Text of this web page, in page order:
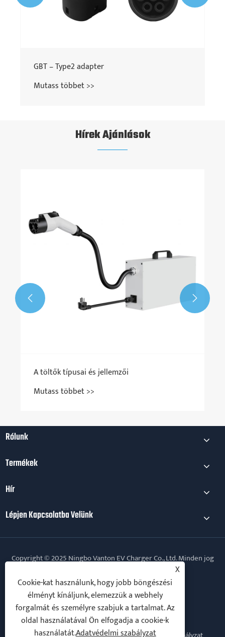
GBT – Type2 adapter
Mutass többet >>
Hírek Ajánlások
A töltők típusai és jellemzői
Mutass többet >>
 
Rólunk
Termékek
Hír
Lépjen Kapcsolatba Velünk
Copyright © 2025 Ningbo Vanton EV Charger Co., Ltd. Minden jog
Follow Us
X
Cookie-kat használunk, hogy jobb böngészési
élményt kínáljunk, elemezzük a webhely
forgalmát és személyre szabjuk a tartalmat. Az
oldal használatával Ön elfogadja a cookie-k
használatát.Adatvédelmi szabályzat